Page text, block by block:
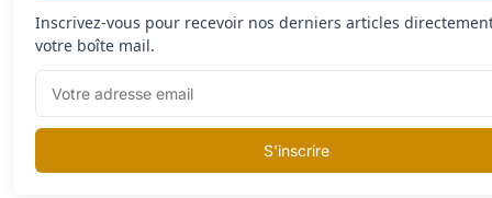
Inscrivez-vous pour recevoir nos derniers articles
votre boîte mail.
S'inscrire